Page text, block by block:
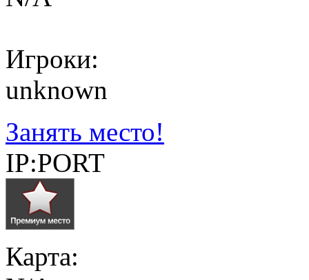
Игроки:
unknown
Занять место!
IP:PORT
Карта: